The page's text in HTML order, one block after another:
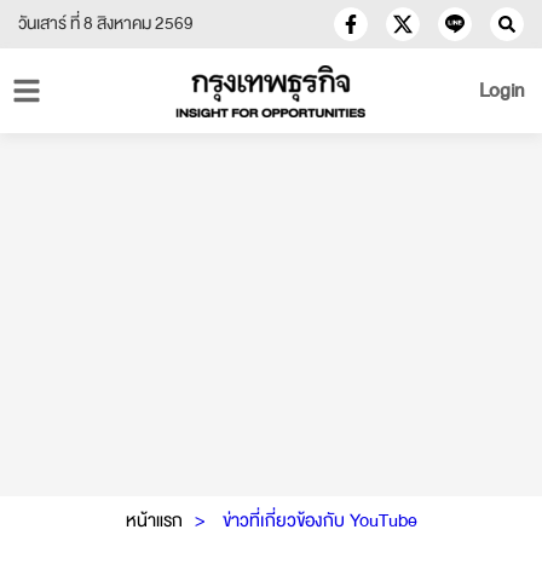
วันเสาร์ ที่ 8 สิงหาคม 2569
Login
หน้าแรก ข่าวที่เกี่ยวข้องกับ YouTube